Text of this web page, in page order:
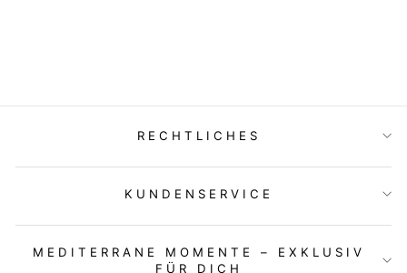
RECHTLICHES
KUNDENSERVICE
MEDITERRANE MOMENTE – EXKLUSIV
FÜR DICH